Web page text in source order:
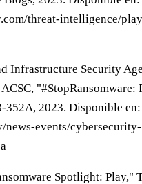
threat-intelligence/
Infrastructure Security
"#StopRansomware:
352A, 2023. Disponible en:
news-events/cybersecurity-
Spotlight: Play,"